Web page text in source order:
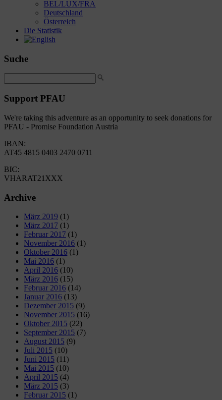
BEL/LUX/FRA
Deutschland
Österreich
Die Statistik
Suche
Support PFAU
We're taking this adventure as an opportunity to seek donations for
PFAU - Promise Foundation Austria
IBAN:
AT45 4815 0403 2470 0711
BIC:
VHARAT21XXX
Archive
März 2019 (1)
März 2017 (1)
Februar 2017 (1)
November 2016 (1)
Oktober 2016 (1)
Mai 2016 (1)
April 2016 (10)
März 2016 (15)
Februar 2016 (14)
Januar 2016 (13)
Dezember 2015 (9)
November 2015 (16)
Oktober 2015 (22)
September 2015 (7)
August 2015 (9)
Juli 2015 (10)
Juni 2015 (11)
Mai 2015 (10)
April 2015 (4)
März 2015 (3)
Februar 2015 (1)